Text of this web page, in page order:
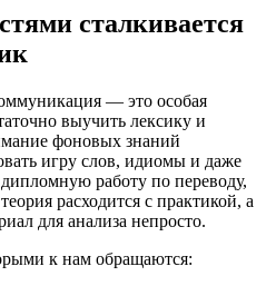
сталкивается
— это особая
выучить лексику и
фоновых знаний
игру слов, идиомы и даже
работу по переводу,
расходится с практикой, а
для анализа непросто.
к нам обращаются: